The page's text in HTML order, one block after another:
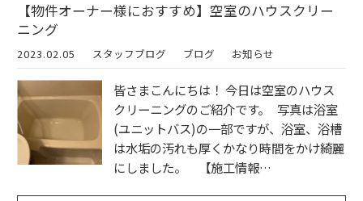
【物件オーナー様におすすめ】空室のハウスクリー
ニング
2023.02.05 スタッフブログ ブログ お知らせ
皆さまこんにちは！ 今日は空室のハウス
クリーニングのご紹介です。 写真は浴室
(ユニットバス)の一部ですが、浴室、浴槽
は水垢の汚れも厚くかなり時間をかけ綺麗
にしました。 【施工情報…